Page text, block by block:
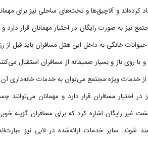
و آلاچیق‌ها و تخت‌های ساحلی نیز برای
نیز به صورت رایگان در اختیار مهمانان قرار دارد
خانگی به داخل این هتل مسافران باید قبل از
خدمات ویژه مجتمع می‌توان به خدمات خانه‌داری آن
اختیار مسافران قرار دارد و مهمانان
غیر رایگان اشاره کرد که برای مسافران گزینه
شوند. سایر خدمات ارائه‌شده در لابی نیز